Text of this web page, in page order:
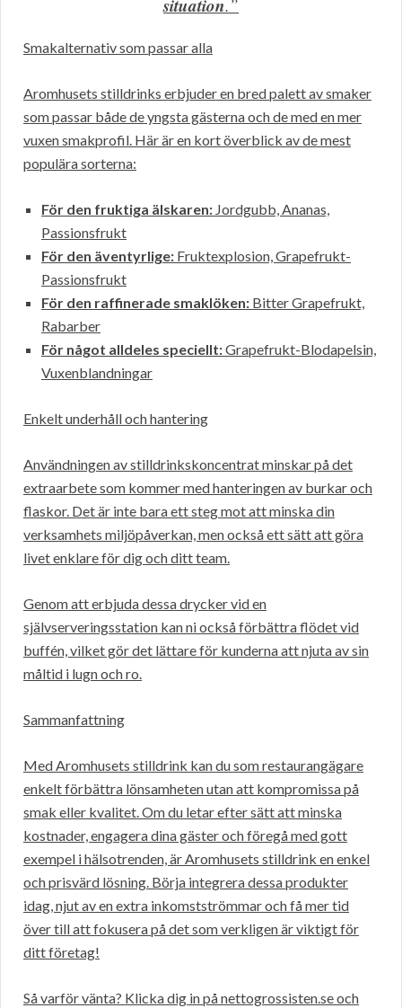
situation.”
Smakalternativ som passar alla
Aromhusets stilldrinks erbjuder en bred palett av smaker
som passar både de yngsta gästerna och de med en mer
vuxen smakprofil. Här är en kort överblick av de mest
populära sorterna:
För den fruktiga älskaren: Jordgubb, Ananas,
Passionsfrukt
För den äventyrlige: Fruktexplosion, Grapefrukt-
Passionsfrukt
För den raffinerade smaklöken: Bitter Grapefrukt,
Rabarber
För något alldeles speciellt:Grapefrukt-Blodapelsin,
Vuxenblandningar
Enkelt underhåll och hantering
Användningen av stilldrinkskoncentrat minskar på det
extraarbete som kommer med hanteringen av burkar och
flaskor. Det är inte bara ett steg mot att minska din
verksamhets miljöpåverkan, men också ett sätt att göra
livet enklare för dig och ditt team.
Genom att erbjuda dessa drycker vid en
självserveringsstation kan ni också förbättra flödet vid
buffén, vilket gör det lättare för kunderna att njuta av sin
måltid i lugn och ro.
Sammanfattning
Med Aromhusets stilldrink kan du som restaurangägare
enkelt förbättra lönsamheten utan att kompromissa på
smak eller kvalitet. Om du letar efter sätt att minska
kostnader, engagera dina gäster och föregå med gott
exempel i hälsotrenden, är Aromhusets stilldrink en enkel
och prisvärd lösning. Börja integrera dessa produkter
idag, njut av en extra inkomstströmmar och få mer tid
över till att fokusera på det som verkligen är viktigt för
ditt företag!
Så varför vänta? Klicka dig in på nettogrossisten.se och